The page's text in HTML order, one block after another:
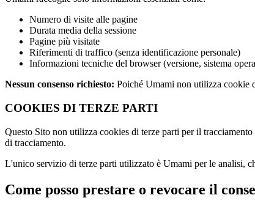
Numero di visite alle pagine
Durata media della sessione
Pagine più visitate
Riferimenti di traffico (senza identificazione personale)
Informazioni tecniche del browser (versione, sistema
Nessun consenso richiesto: Poiché Umami non utilizza cookie
COOKIES DI TERZE PARTI
Questo Sito non utilizza cookies di terze parti per il
di tracciamento.
L'unico servizio di terze parti utilizzato è Umami per le analisi,
Come posso prestare o revocare il